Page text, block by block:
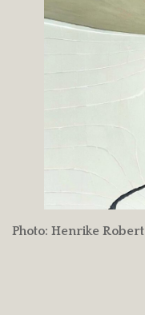
Photo: Henrike Robert